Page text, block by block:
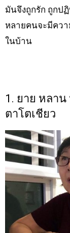
มันจึงถูกรัก ถูกป
หลายคนจะมีคว
ในบ้าน
1. ยาย หลา
ตาโตเชียว